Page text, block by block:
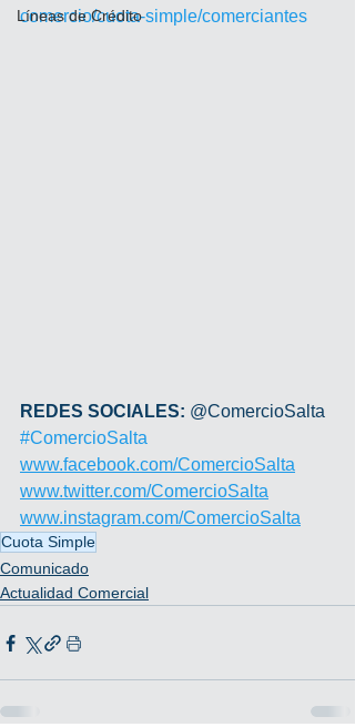
Líneas de Crédito
comercio/cuota-simple/comerciantes
REDES SOCIALES: @ComercioSalta
#ComercioSalta
www.facebook.com/ComercioSalta
www.twitter.com/ComercioSalta
www.instagram.com/ComercioSalta
Cuota Simple
Comunicado
Actualidad Comercial